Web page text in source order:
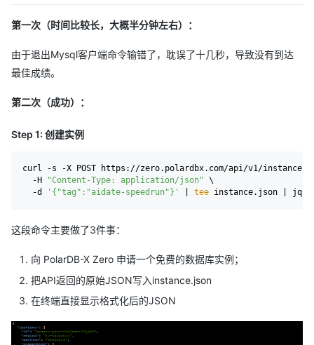
第一次（时间比较长，大概半分钟左右）：
由于退出Mysql客户端命令输错了，耽误了十几秒，导致没有到达
最佳成绩。
第二次（成功）：
Step 1: 创建实例
curl -s -X POST https://zero.polardbx.com/api/v1/instances
  -H
"Content-Type: application/json" \
  -d
'{"tag":"aidate-speedrun"}' tee
这段命令主要做了3件事：
向 PolarDB-X Zero 申请一个免费的数据库实例；
把API返回的原始JSON写入instance.json
在终端直接显示格式化后的JSON